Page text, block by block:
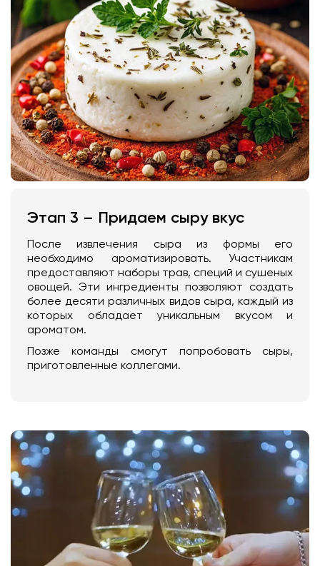
Этап 3 – Придаем сыру вкус
После извлечения сыра из формы его
необходимо ароматизировать. Участникам
предоставляют наборы трав, специй и сушеных
овощей. Эти ингредиенты позволяют создать
более десяти различных видов сыра, каждый из
которых обладает уникальным вкусом и
ароматом.
Позже команды смогут попробовать сыры,
приготовленные коллегами.